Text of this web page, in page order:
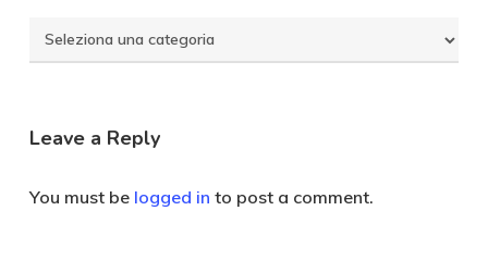
Seleziona
Categoria
Leave a Reply
You must be logged in to post a comment.